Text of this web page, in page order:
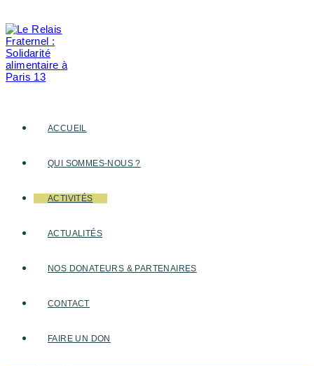
to
content
ACCUEIL
QUI SOMMES-NOUS ?
ACTIVITÉS
ACTUALITÉS
NOS DONATEURS & PARTENAIRES
CONTACT
FAIRE UN DON